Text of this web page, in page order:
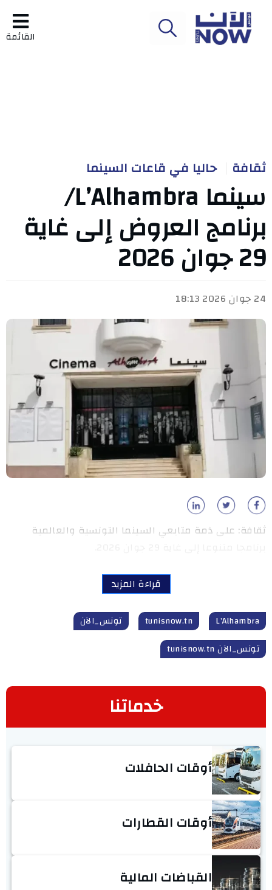
القائمة
ثقافة حاليا في قاعات السينما
سينما L’Alhambra/
برنامج العروض إلى غاية
29 جوان 2026
24 جوان 2026 18:13
ثقافة: على ذمة متابعي السينما التونسية والعالمية
قراءة المزيد
L’Alhambra
tunisnow.tn
تونس_الآن
تونس_الآن tunisnow.tn
خدماتنا
أوقات الحافلات
أوقات القطارات
القباضات المالية